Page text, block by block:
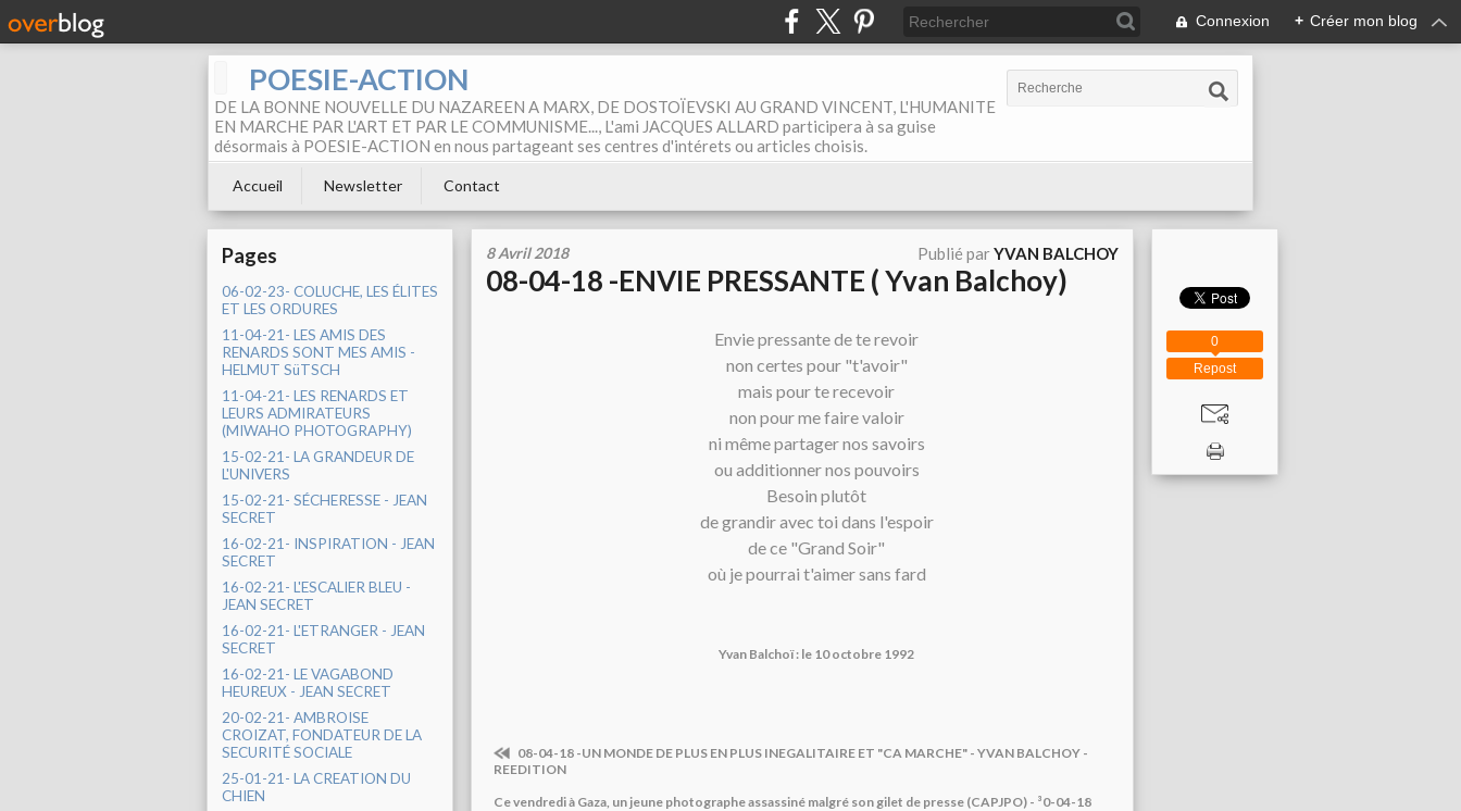
Connexion + Créer mon blog
POESIE-ACTION
DE LA BONNE NOUVELLE DU NAZAREEN A MARX, DE DOSTOÏEVSKI AU GRAND VINCENT, L'HUMANITE
EN MARCHE PAR L'ART ET PAR LE COMMUNISME..., L'ami JACQUES ALLARD participera à sa guise
désormais à POESIE-ACTION en nous partageant ses centres d'intérets ou articles choisis.
Accueil Newsletter Contact
Pages
06-02-23- COLUCHE, LES ÉLITES
ET LES ORDURES
11-04-21- LES AMIS DES
RENARDS SONT MES AMIS -
HELMUT SüTSCH
11-04-21- LES RENARDS ET
LEURS ADMIRATEURS
(MIWAHO PHOTOGRAPHY)
15-02-21- LA GRANDEUR DE
L'UNIVERS
15-02-21- SÉCHERESSE - JEAN
SECRET
16-02-21- INSPIRATION - JEAN
SECRET
16-02-21- L'ESCALIER BLEU -
JEAN SECRET
16-02-21- L'ETRANGER - JEAN
SECRET
16-02-21- LE VAGABOND
HEUREUX - JEAN SECRET
20-02-21- AMBROISE
CROIZAT, FONDATEUR DE LA
SECURITÉ SOCIALE
25-01-21- LA CREATION DU
CHIEN
8 Avril 2018 Publié parYVAN BALCHOY
08-04-18 -ENVIE PRESSANTE ( Yvan Balchoy)
Envie pressante de te revoir
non certes pour "t'avoir"
mais pour te recevoir
non pour me faire valoir
ni même partager nos savoirs
ou additionner nos pouvoirs
Besoin plutôt
de grandir avec toi dans l'espoir
de ce "Grand Soir"
où je pourrai t'aimer sans fard
Yvan Balchoï : le 10 octobre 1992
08-04-18 -UN MONDE DE PLUS EN PLUS INEGALITAIRE ET "CA MARCHE" - YVAN BALCHOY -
REEDITION
Ce vendredi à Gaza, un jeune photographe assassiné malgré son gilet de presse (CAPJPO) - ³0-04-18
Repost
0